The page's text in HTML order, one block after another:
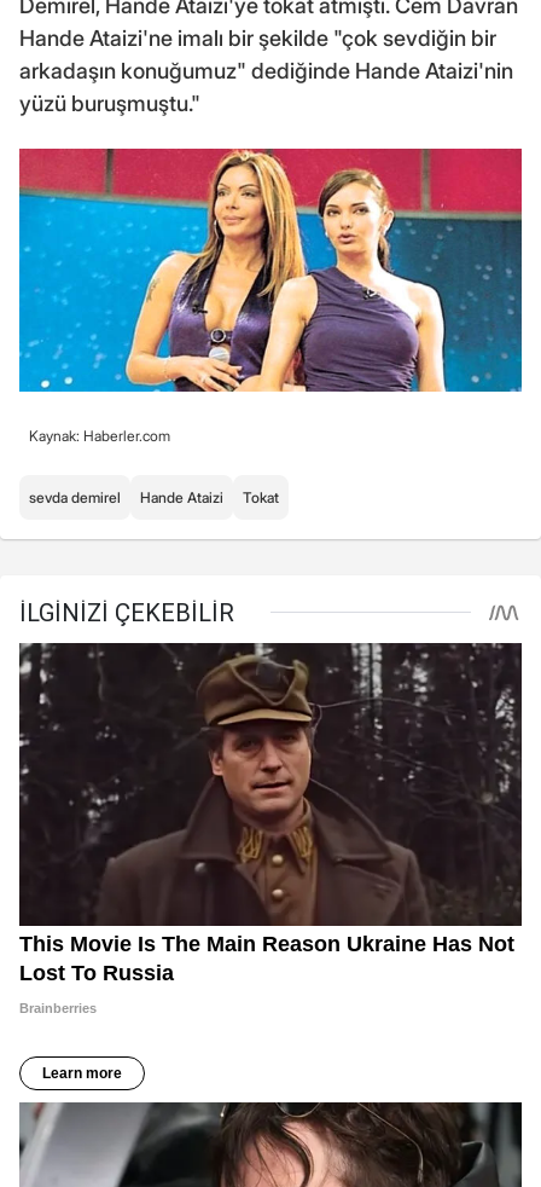
Hande Ataizi'ne imalı bir şekilde "çok sevdiğin bir
arkadaşın konuğumuz" dediğinde Hande Ataizi'nin
yüzü buruşmuştu."
Kaynak: Haberler.com
sevda demirel Hande Ataizi Tokat